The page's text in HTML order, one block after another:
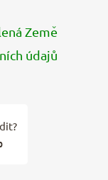
Země
údajů